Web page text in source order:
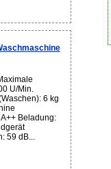
U/Min.
6 kg
Beladung:
59 dB...